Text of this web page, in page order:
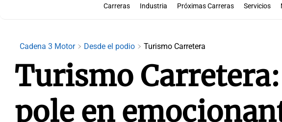
Carreras Industria Próximas Carreras Servicios
Cadena 3 Motor Desde el podio Turismo Carretera
Turismo Carretera:
pole en